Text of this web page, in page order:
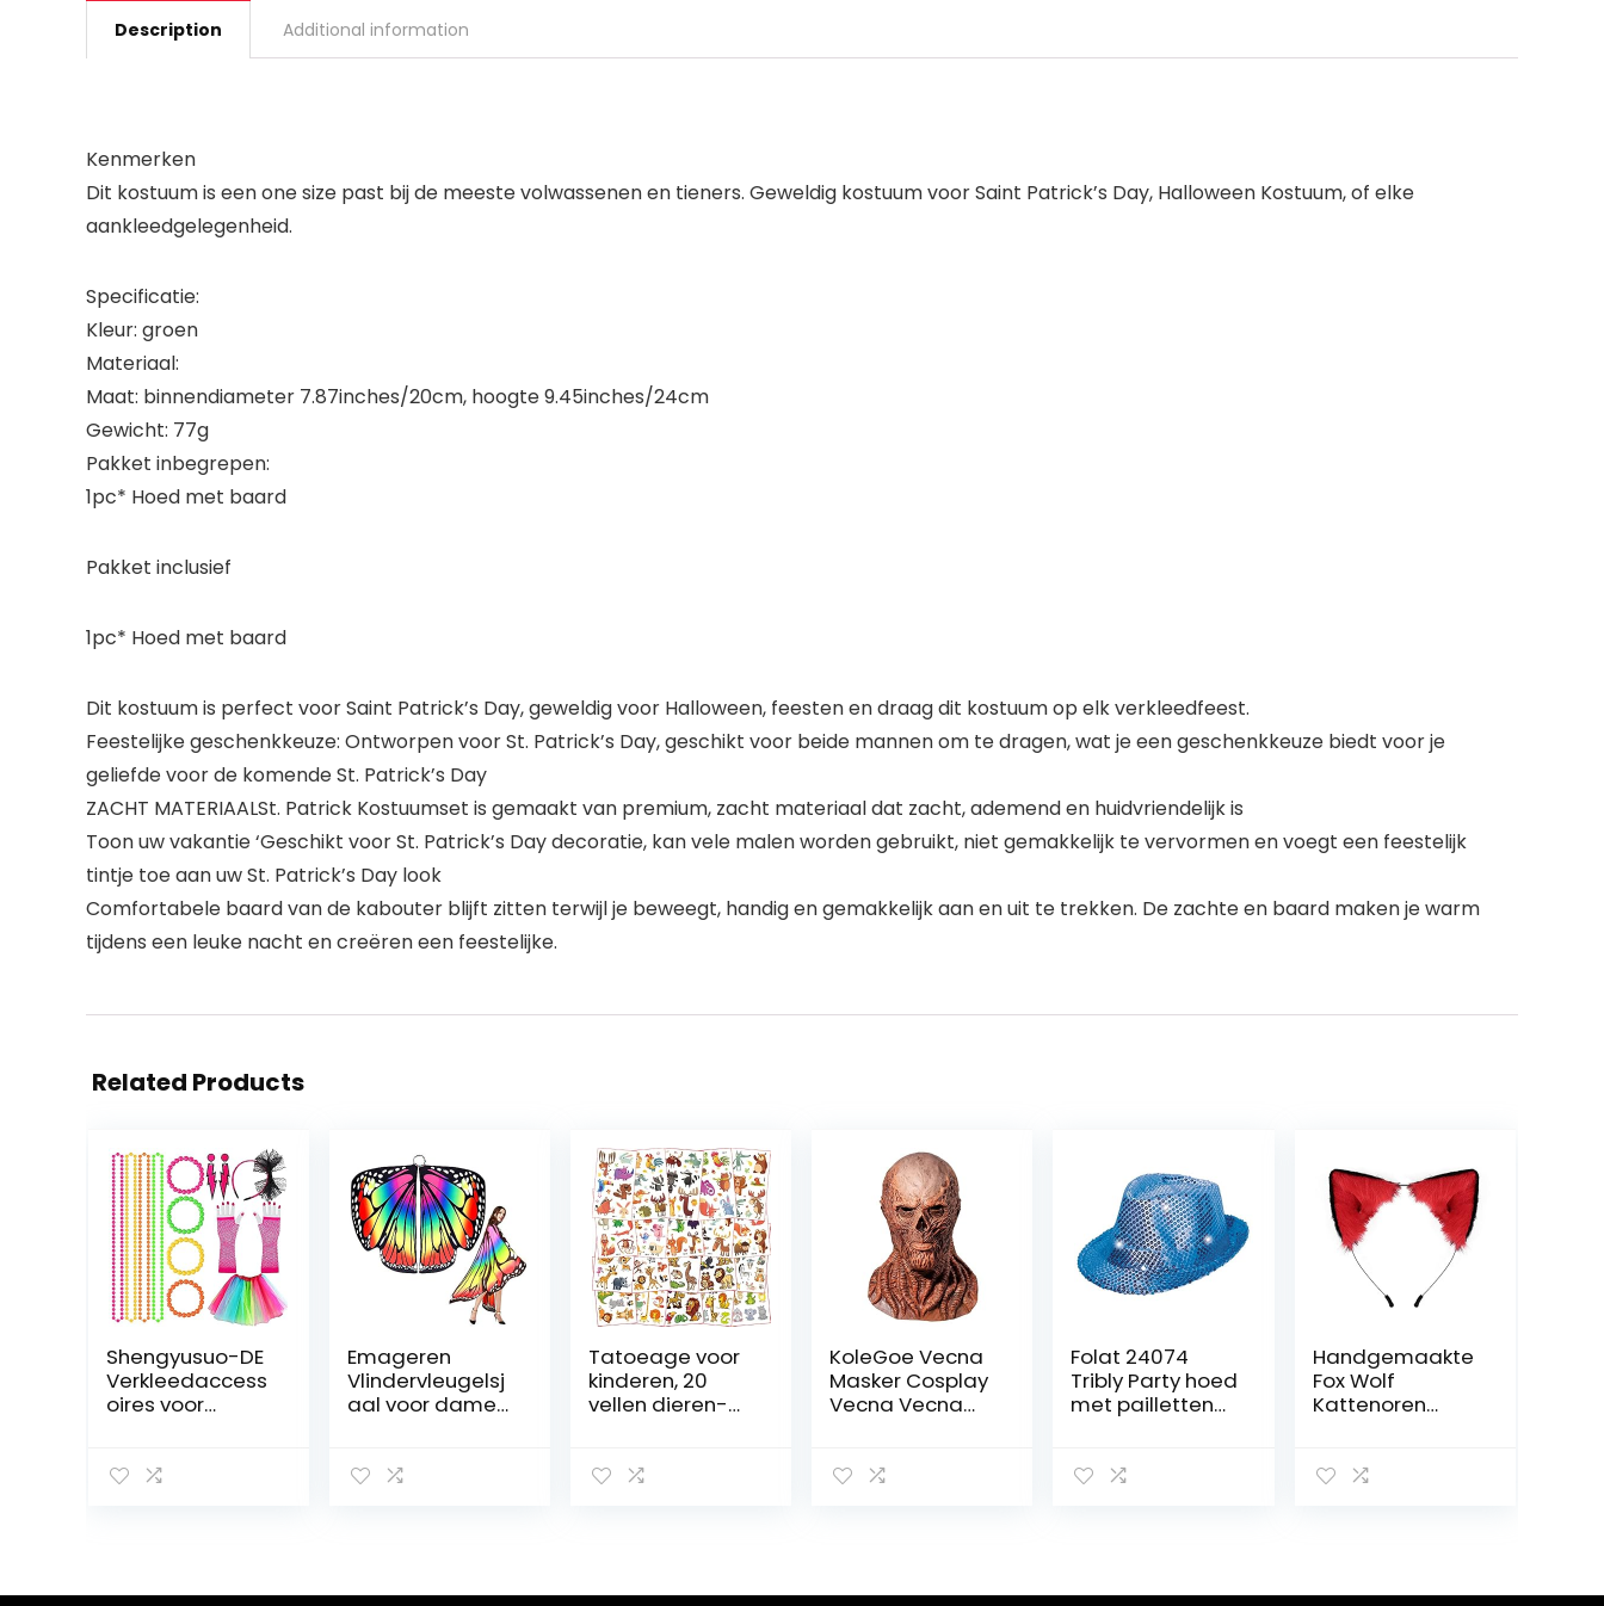
Description Additional information
Kenmerken
Dit kostuum is een one size past bij de meeste volwassenen en tieners. Geweldig kostuum voor Saint Patrick’s Day, Halloween Kostuum, of elke
aankleedgelegenheid.
Specificatie:
Kleur: groen
Materiaal:
Maat: binnendiameter 7.87inches/20cm, hoogte 9.45inches/24cm
Gewicht: 77g
Pakket inbegrepen:
1pc* Hoed met baard
Pakket inclusief
1pc* Hoed met baard
Dit kostuum is perfect voor Saint Patrick’s Day, geweldig voor Halloween, feesten en draag dit kostuum op elk verkleedfeest.
Feestelijke geschenkkeuze: Ontworpen voor St. Patrick’s Day, geschikt voor beide mannen om te dragen, wat je een geschenkkeuze biedt voor je
geliefde voor de komende St. Patrick’s Day
ZACHT MATERIAALSt. Patrick Kostuumset is gemaakt van premium, zacht materiaal dat zacht, ademend en huidvriendelijk is
Toon uw vakantie ‘Geschikt voor St. Patrick’s Day decoratie, kan vele malen worden gebruikt, niet gemakkelijk te vervormen en voegt een feestelijk
tintje toe aan uw St. Patrick’s Day look
Comfortabele baard van de kabouter blijft zitten terwijl je beweegt, handig en gemakkelijk aan en uit te trekken. De zachte en baard maken je warm
tijdens een leuke nacht en creëren een feestelijke.
Related Products
Shengyusuo-DE
Verkleedaccess
oires voor
14-delig, met
neon
Emageren
Vlindervleugelsj
aal voor dames,
zachte stof,
meerkleurig, 168
Tatoeage voor
kinderen, 20
vellen dieren-
tatoeages,
safarifeestjes,
KoleGoe Vecna
Masker Cosplay
Vecna Vecna
Halloween Outfit
Folat 24074
Tribly Party hoed
met pailletten
unisex
Handgemaakte
Fox Wolf
Kattenoren
Accessoires